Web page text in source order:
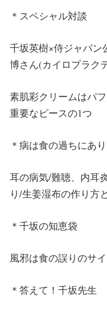
＊スペシャル対談
千坂英樹×侍ジャパン
博さん(カイロプラク
素肌彩クリームはパ
重要なピースの1つ
＊病は食の過ちにあり
耳の病気/難聴、内耳
り/生姜湿布の作り方
＊千坂の知恵袋
風邪は食の誤りのサ
＊答えて！千坂先生